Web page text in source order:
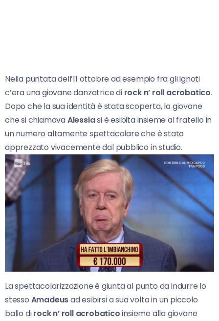
Nella puntata dell’11 ottobre ad esempio fra gli ignoti
c’era una giovane danzatrice di rock n’ roll acrobatico.
Dopo che la sua identità è stata scoperta, la giovane
che si chiamavaAlessiasi è esibita insieme al fratello in
un numero altamente spettacolare che è stato
apprezzato vivacemente dal pubblico in studio.
La spettacolarizzazione è giunta al punto da indurre lo
stesso Amadeusad esibirsi a sua volta in un piccolo
ballo dirock n’ roll acrobaticoinsieme alla giovane